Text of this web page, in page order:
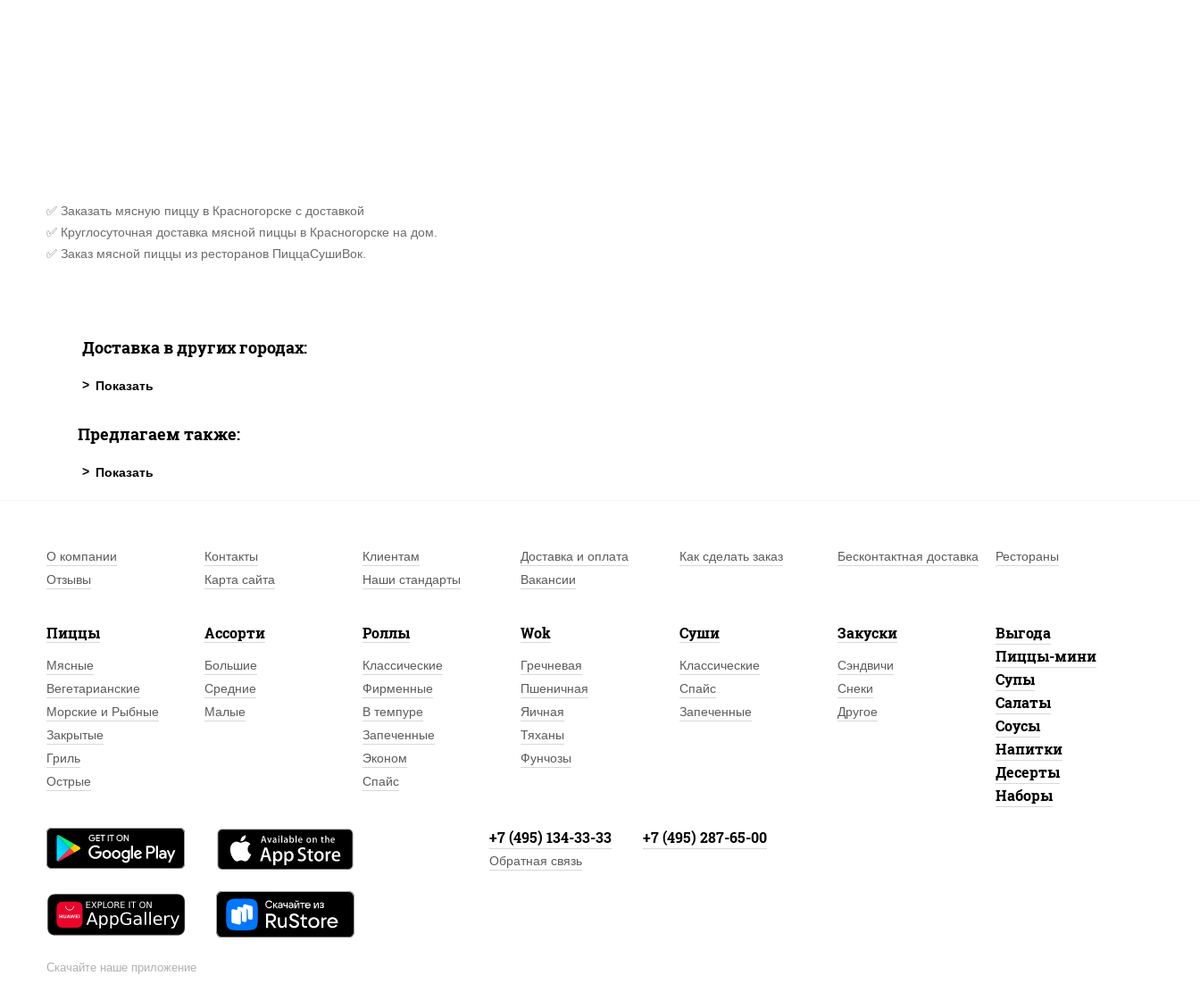
✅ Заказать мясную пиццу в Красногорске с доставкой
✅ Круглосуточная доставка мясной пиццы в Красногорске на дом.
✅ Заказ мясной пиццы из ресторанов ПиццаСушиВок.
Доставка в других городах:
Предлагаем также:
О компании Контакты Клиентам Доставка и оплата Как сделать заказ Бесконтактная доставка
Рестораны
Отзывы
Карта сайта Наши стандарты Вакансии
Пиццы
Мясные
Вегетарианские
Морские и Рыбные
Закрытые
Гриль
Острые
Ассорти
Большие
Средние
Малые
Роллы
Классические
Фирменные
В темпуре
Запеченные
Эконом
Спайс
Wok
Гречневая
Пшеничная
Яичная
Тяханы
Фунчозы
Суши
Классические
Спайс
Запеченные
Закуски
Сэндвичи
Снеки
Другое
Выгода
Пиццы-мини
Супы
Салаты
Соусы
Напитки
Десерты
Наборы
Скачайте наше приложение
+7 (495) 134-33-33 +7 (495) 287-65-00
Обратная связь